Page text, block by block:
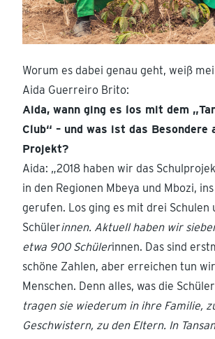
Worum es dabei genau geht, weiß
Aida Guerreiro Brito:
Aida, wann ging es los mit dem
Club“ – und was ist das Besondere
Projekt?
Aida: „2018 haben wir das
in den Regionen Mbeya und Mbozi,
gerufen. Los ging es mit drei Schulen
Schülerinnen. Aktuell haben wir
etwa 900 Schülerinnen. Das sind
schöne Zahlen, aber erreichen tun
Menschen. Denn alles, was die Schüler
tragen sie wiederum in ihre Familie,
Geschwistern, zu den Eltern. In